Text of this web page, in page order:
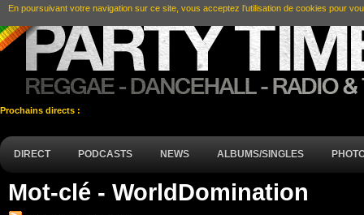
Prochains directs :
DIRECT PODCASTS NEWS ALBUMS/SINGLES
Mot-clé - WorldDomination
En poursuivant votre navigation sur ce site, vous acceptez l’utilisation de cookies pour